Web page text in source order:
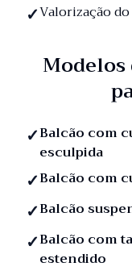
Valorização
Balcão com
esculpida
Balcão com
Balcão
Balcão com
estendido